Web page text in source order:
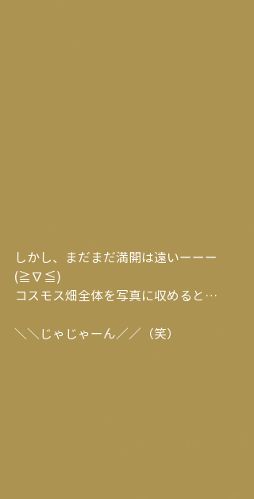
しかし、まだまだ満開は遠いーーー
(≧∇≦)
コスモス畑全体を写真に収めると…
＼＼じゃじゃーん／／（笑）